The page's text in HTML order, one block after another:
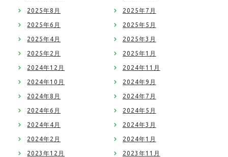
2025年8月 2025年7月
2025年6月 2025年5月
2025年4月 2025年3月
2025年2月 2025年1月
2024年12月 2024年11月
2024年10月 2024年9月
2024年8月 2024年7月
2024年6月 2024年5月
2024年4月 2024年3月
2024年2月 2024年1月
2023年12月 2023年11月